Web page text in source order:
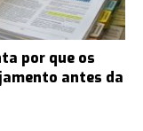
por que os
antes da